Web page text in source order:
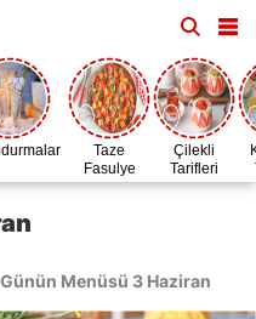
Taze
Fasulye
Zamanı
Çilekli
Tarifleri
Günün Menüsü 3 Haziran